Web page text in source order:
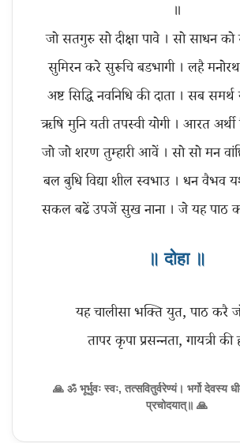
॥
जो सतगुरु सो दीक्षा पावे । सो साधन
सुमिरन करे सुरूचि बडभागी । लहै मनोरथ
अष्ट सिद्धि नवनिधि की दाता । सब समर्थ
ऋषि मुनि यती तपस्वी योगी । आरत अर्थी
जो जो शरण तुम्हारी आवें । सो सो मन
बल बुधि विद्या शील स्वभाउ । धन वैभव
सकल बढें उपजें सुख नाना । जे यह पाठ
॥ दोहा ॥
यह चालीसा भक्ति युत, पाठ करै
तापर कृपा प्रसन्नता, गायत्री की
🙏 ॐ भूर्भुवः स्वः, तत्सवितुर्वरेण्यं। भर्गो देवस्य
प्रचोदयात्॥ 🙏